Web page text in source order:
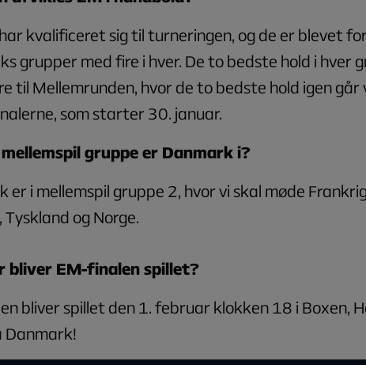
kvalificeret sig til turneringen, og de er blevet
grupper med fire i hver. De to bedste hold i hver
til Mellemrunden, hvor de to bedste hold igen går
som starter 30. januar.
gruppe er Danmark i?
er i mellemspil gruppe 2, hvor vi skal møde
Tyskland og Norge.
bliver EM-finalen spillet?
bliver spillet den 1. februar klokken 18 i Boxen,
Danmark!